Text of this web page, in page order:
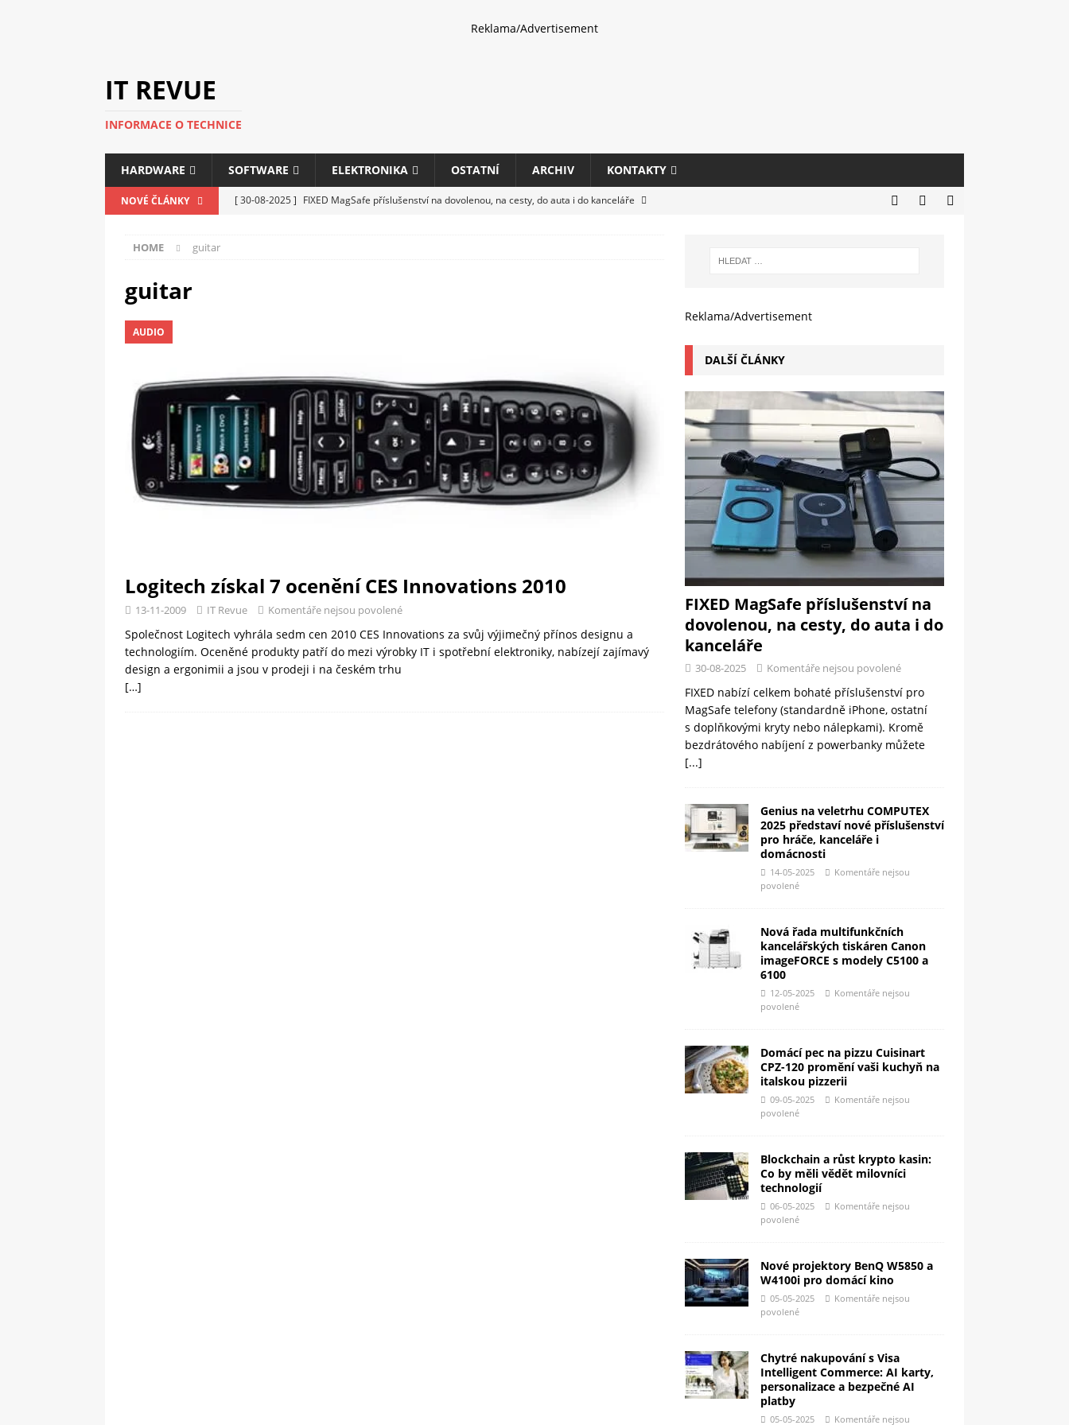
Reklama/Advertisement
IT REVUE
INFORMACE O TECHNICE
HARDWARE SOFTWARE ELEKTRONIKA OSTATNÍ ARCHIV KONTAKTY
NOVÉ ČLÁNKY [ 30-08-2025 ] FIXED MagSafe příslušenství na dovolenou, na cesty, do auta i do kanceláře
OSTATNÍ
[ 06-05-2025 ] Blockchain a růst krypto kasin: Co by měli vědět milovníci technologií
SOFTWARE
HOME guitar
guitar
AUDIO
Logitech získal 7 ocenění CES Innovations 2010
13-11-2009 IT Revue Komentáře nejsou povolené
Společnost Logitech vyhrála sedm cen 2010 CES Innovations za svůj výjimečný přínos designu a
technologiím. Oceněné produkty patří do mezi výrobky IT i spotřební elektroniky, nabízejí zajímavý
design a ergonimii a jsou v prodeji i na českém trhu
[…]
Reklama/Advertisement
DALŠÍ ČLÁNKY
FIXED MagSafe příslušenství na
dovolenou, na cesty, do auta i do
kanceláře
30-08-2025 Komentáře nejsou povolené
FIXED nabízí celkem bohaté příslušenství pro
MagSafe telefony (standardně iPhone, ostatní
s doplňkovými kryty nebo nálepkami). Kromě
bezdrátového nabíjení z powerbanky můžete
[...]
Genius na veletrhu COMPUTEX
2025 představí nové příslušenství
pro hráče, kanceláře i
domácnosti
14-05-2025
Komentáře nejsou
povolené
Nová řada multifunkčních
kancelářských tiskáren Canon
imageFORCE s modely C5100 a
6100
12-05-2025
Komentáře nejsou
povolené
Domácí pec na pizzu Cuisinart
CPZ-120 promění vaši kuchyň na
italskou pizzerii
09-05-2025
Komentáře nejsou
povolené
Blockchain a růst krypto kasin:
Co by měli vědět milovníci
technologií
06-05-2025
Komentáře nejsou
povolené
Nové projektory BenQ W5850 a
W4100i pro domácí kino
05-05-2025
Komentáře nejsou
povolené
Chytré nakupování s Visa
Intelligent Commerce: AI karty,
personalizace a bezpečné AI
platby
05-05-2025 Komentáře nejsou